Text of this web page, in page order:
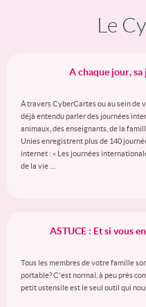
Le
A chaque jour,
À travers CyberCartes ou au sein de
déjà entendu parler des journées
animaux, des enseignants, de la
Unies enregistrent plus de 140
internet : « Les journées
de la vie …
ASTUCE : Et si vous
Tous les membres de votre famille
portable? C'est normal, à peu près
petit ustensile est le seul outil qui